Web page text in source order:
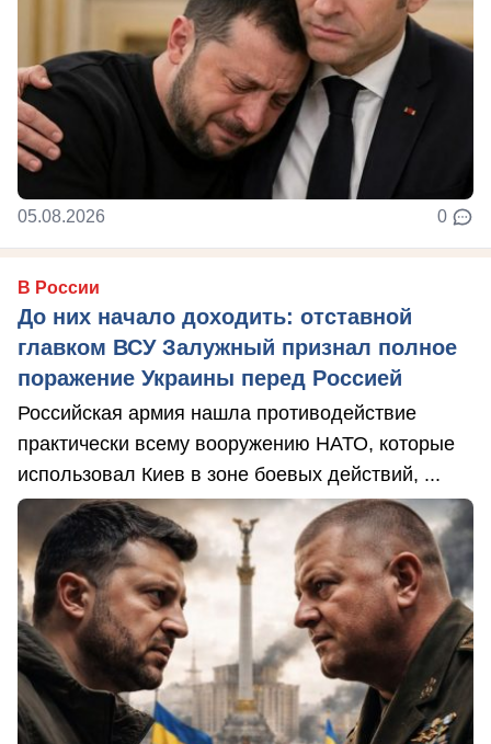
05.08.2026 0
В России
До них начало доходить: отставной
главком ВСУ Залужный признал полное
поражение Украины перед Россией
Российская армия нашла противодействие
практически всему вооружению НАТО, которые
использовал Киев в зоне боевых действий, ...